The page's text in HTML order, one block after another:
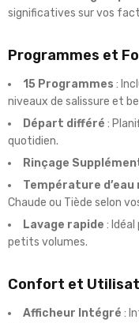
significatives sur vos
Programmes et
15 Programmes :
niveaux de salissure et
Départ différé :
quotidien.
Rinçage
Température d’eau
Chaude ou Tiède selon
Lavage rapide :
petits volumes.
Confort et
Afficheur Intégré :